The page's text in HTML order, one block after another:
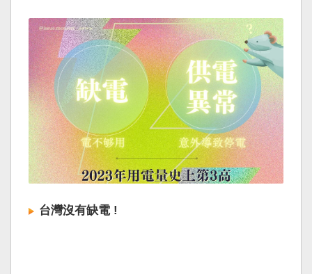
台灣沒有缺電 !